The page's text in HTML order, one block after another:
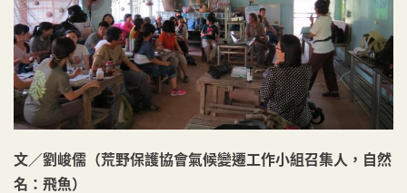
文／劉峻儒（荒野保護協會氣候變遷工作小組召集人，自然
名：飛魚）